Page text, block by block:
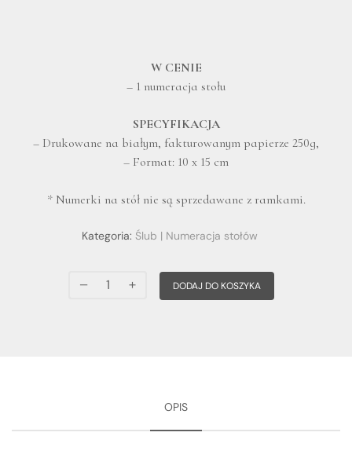
W CENIE
– 1 numeracja stołu
SPECYFIKACJA
– Drukowane na białym, fakturowanym papierze 250g,
– Format: 10 x 15 cm
* Numerki na stół nie są sprzedawane z ramkami.
Kategoria: Ślub | Numeracja stołów
DODAJ DO KOSZYKA
OPIS